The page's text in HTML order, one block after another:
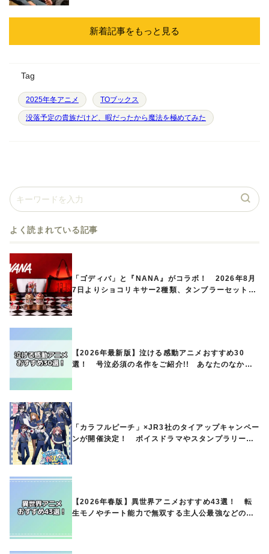
新着記事をもっと見る
Tag
2025年冬アニメ TOブックス
没落予定の貴族だけど、暇だったから魔法を極めてみた
よく読まれている記事
「ゴディバ」と『NANA』がコラボ！ 2026年8月
7日よりショコリキサー2種類、タンブラーセットな
【2026年最新版】泣ける感動アニメおすすめ30
選！ 号泣必須の名作をご紹介!! あなたのなかの
「カラフルピーチ」×JR3社のタイアップキャンペー
ンが開催決定！ ボイスドラマやスタンプラリー、
【2026年春版】異世界アニメおすすめ43選！ 転
生モノやチート能力で無双する主人公最強などの人